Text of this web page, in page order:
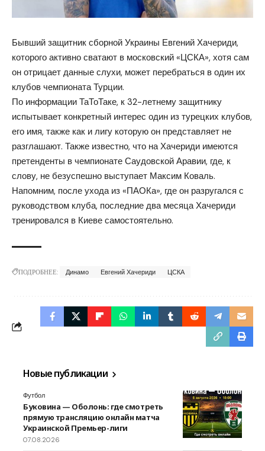
Бывший защитник сборной Украины Евгений Хачериди,
которого активно сватают в московский «ЦСКА», хотя сам
он отрицает данные слухи, может перебраться в один их
клубов чемпионата Турции.
По информации ТаТоТаке, к 32-летнему защитнику
испытывает конкретный интерес один из турецких клубов,
его имя, также как и лигу которую он представляет не
разглашают. Также известно, что на Хачериди имеются
претенденты в чемпионате Саудовской Аравии, где, к
слову, не безуспешно выступает Максим Коваль.
Напомним, после ухода из «ПАОКа», где он разругался с
руководством клуба, последние два месяца Хачериди
тренировался в Киеве самостоятельно.
ПОДРОБНЕЕ: Динамо Евгений Хачериди ЦСКА
Новые публикации
Футбол
Буковина — Оболонь: где смотреть
прямую трансляцию онлайн матча
Украинской Премьер-лиги
07.08.2026